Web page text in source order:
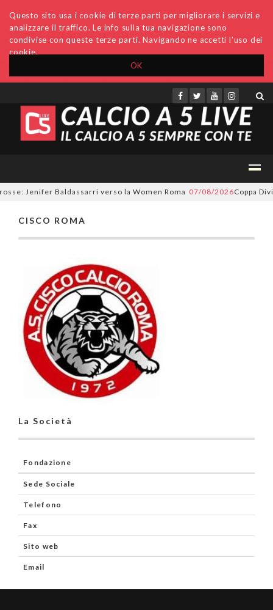
OK
Questo sito usa i cookie di terze parti per migliorare i servizi e
analizzare il traffico. Le info sulla tua navigazione sono
condivise con queste terze parti. Navigando ne accetti l'uso dei
cookie.
Accedi Archivio Invio comunicati Redazione
Jenifer Baldassarri verso la Women Roma 07/08/2026 Coppa
CISCO ROMA
La Società
Fondazione
Sede Sociale
Telefono
Fax
Sito web
Email